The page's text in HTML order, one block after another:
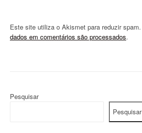
Este site utiliza o Akismet para reduzir spam.
dados em comentários são processados.
Pesquisar
Pesquisar